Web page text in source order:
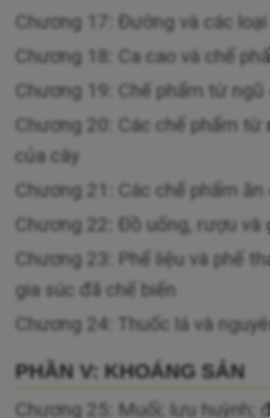
Chương 17: Đường và các
Chương 18: Ca cao và chế
Chương 19: Chế phẩm từ
Chương 20: Các chế phẩm
của cây
Chương 21: Các chế phẩm
Chương 22: Đồ uống, rượu và
Chương 23: Phế liệu và phế
gia súc đã chế biến
Chương 24: Thuốc lá và
PHẦN V: KHOÁNG SẢN
Chương 25: Muối; lưu huỳnh;